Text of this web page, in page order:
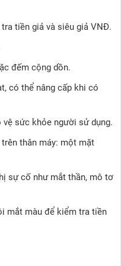
tiền giả và siêu giả VNĐ.
đếm cộng dồn.
có thể nâng cấp khi có
sức khỏe người sử dụng.
thân máy: một mặt
sự cố như mắt thần, mô tơ
mắt màu để kiểm tra tiền